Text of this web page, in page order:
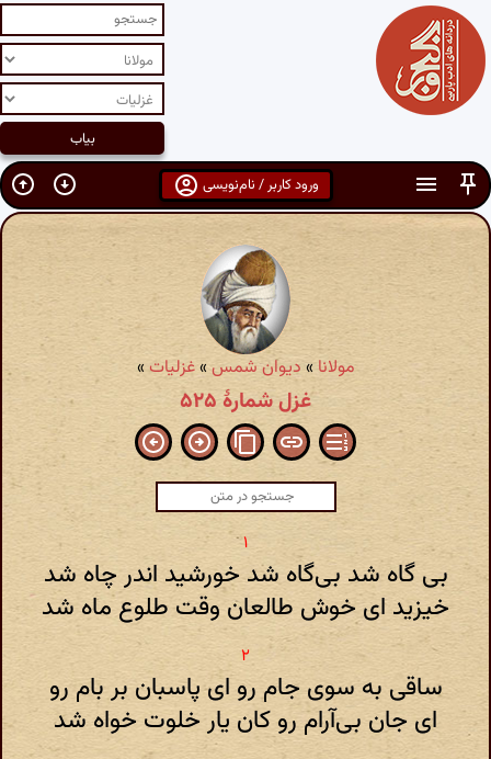
ورود کاربر / نام‌نویسی
مولانا » دیوان شمس»غزلیات »
غزل شمارهٔ ۵۲۵
بی گاه شد بی‌گاه شد خورشید اندر چاه شد
خیزید ای خوش طالعان وقت طلوع ماه شد
ساقی به سوی جام رو ای پاسبان بر بام رو
ای جان بی‌آرام رو کان یار خلوت خواه شد